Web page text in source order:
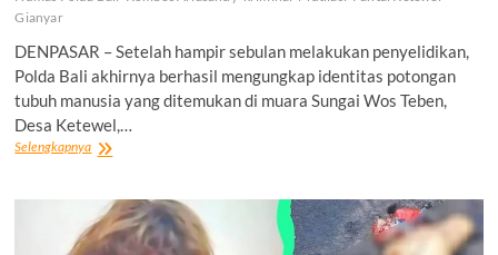
Gianyar
DENPASAR – Setelah hampir sebulan melakukan penyelidikan,
Polda Bali akhirnya berhasil mengungkap identitas potongan
tubuh manusia yang ditemukan di muara Sungai Wos Teben,
Desa Ketewel,…
SelengkapnyaKasus
Ketewel
Terkuak,
Polda